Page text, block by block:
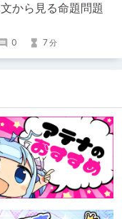
から見る命題問題
0 7分